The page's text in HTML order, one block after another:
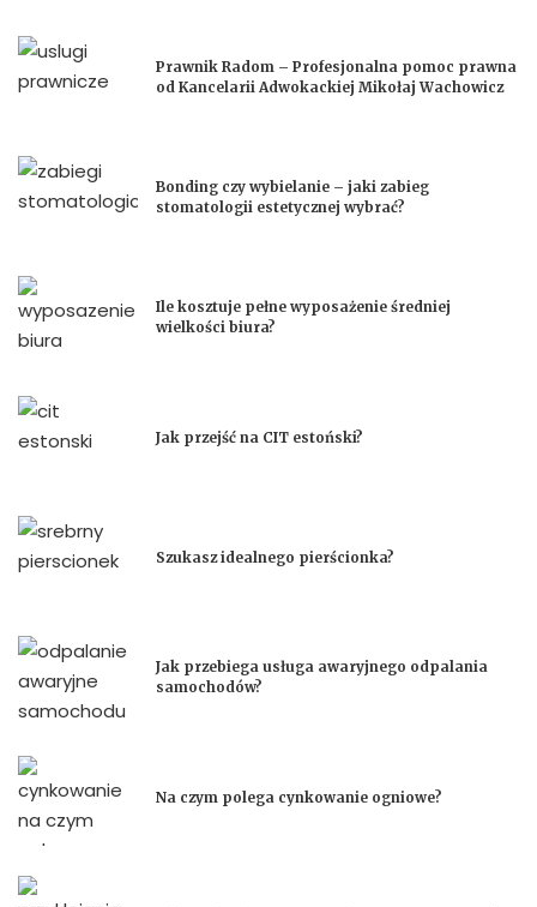
Prawnik Radom – Profesjonalna pomoc prawna
od Kancelarii Adwokackiej Mikołaj Wachowicz
Bonding czy wybielanie – jaki zabieg
stomatologii estetycznej wybrać?
Ile kosztuje pełne wyposażenie średniej
wielkości biura?
Jak przejść na CIT estoński?
Szukasz idealnego pierścionka?
Jak przebiega usługa awaryjnego odpalania
samochodów?
Na czym polega cynkowanie ogniowe?